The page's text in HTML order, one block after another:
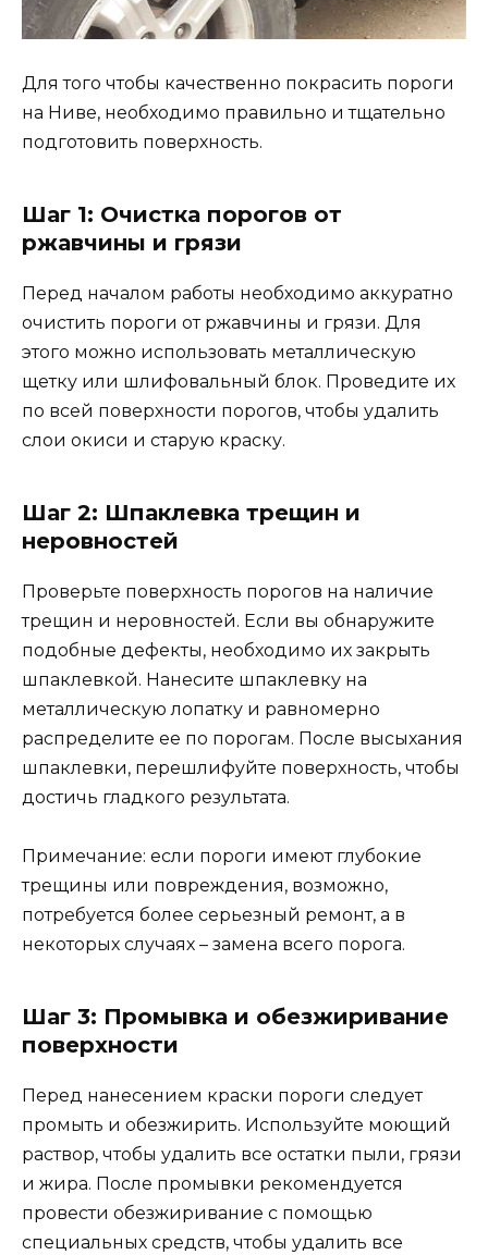
Для того чтобы качественно покрасить пороги
на Ниве, необходимо правильно и тщательно
подготовить поверхность.
Шаг 1: Очистка порогов от
ржавчины и грязи
Перед началом работы необходимо аккуратно
очистить пороги от ржавчины и грязи. Для
этого можно использовать металлическую
щетку или шлифовальный блок. Проведите их
по всей поверхности порогов, чтобы удалить
слои окиси и старую краску.
Шаг 2: Шпаклевка трещин и
неровностей
Проверьте поверхность порогов на наличие
трещин и неровностей. Если вы обнаружите
подобные дефекты, необходимо их закрыть
шпаклевкой. Нанесите шпаклевку на
металлическую лопатку и равномерно
распределите ее по порогам. После высыхания
шпаклевки, перешлифуйте поверхность, чтобы
достичь гладкого результата.
Примечание: если пороги имеют глубокие
трещины или повреждения, возможно,
потребуется более серьезный ремонт, а в
некоторых случаях – замена всего порога.
Шаг 3: Промывка и обезжиривание
поверхности
Перед нанесением краски пороги следует
промыть и обезжирить. Используйте моющий
раствор, чтобы удалить все остатки пыли, грязи
и жира. После промывки рекомендуется
провести обезжиривание с помощью
специальных средств, чтобы удалить все